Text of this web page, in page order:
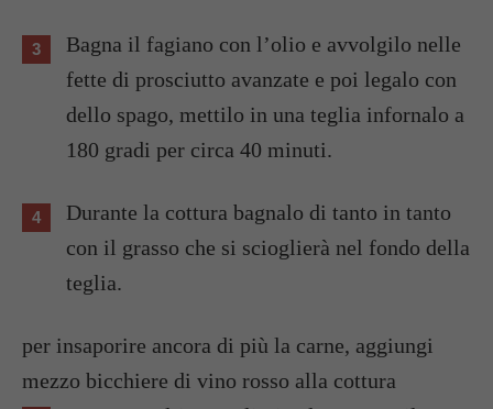
Bagna il fagiano con l’olio e avvolgilo nelle
fette di prosciutto avanzate e poi legalo con
dello spago, mettilo in una teglia infornalo a
180 gradi per circa 40 minuti.
Durante la cottura bagnalo di tanto in tanto
con il grasso che si scioglierà nel fondo della
teglia.
per insaporire ancora di più la carne, aggiungi
mezzo bicchiere di vino rosso alla cottura